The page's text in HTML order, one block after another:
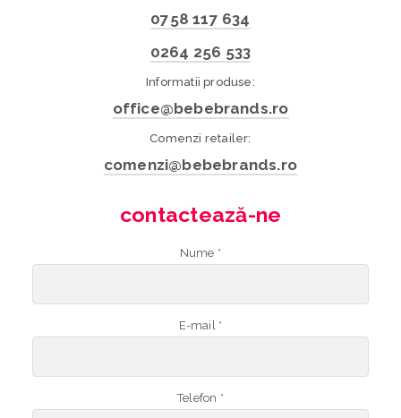
0758 117 634
0264 256 533
Informatii produse:
office@bebebrands.ro
Comenzi retailer:
comenzi@bebebrands.ro
contactează-ne
Nume *
E-mail *
Telefon *